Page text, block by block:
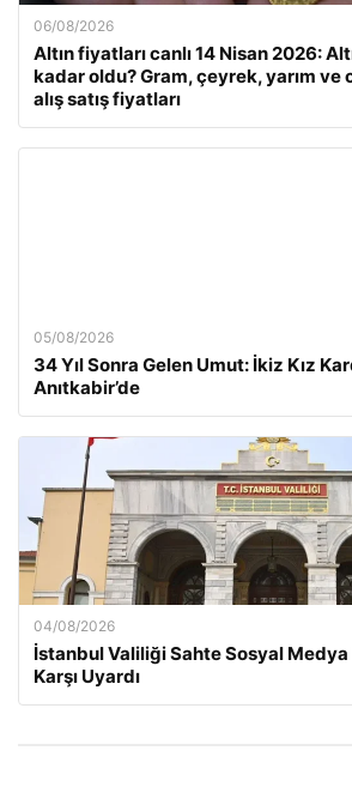
06/08/2026
Altın fiyatları canlı 14 Nisan 2026:
kadar oldu? Gram, çeyrek, yarım ve
alış satış fiyatları
05/08/2026
34 Yıl Sonra Gelen Umut: İkiz Kız
Anıtkabir’de
04/08/2026
İstanbul Valiliği Sahte Sosyal Medya
Karşı Uyardı